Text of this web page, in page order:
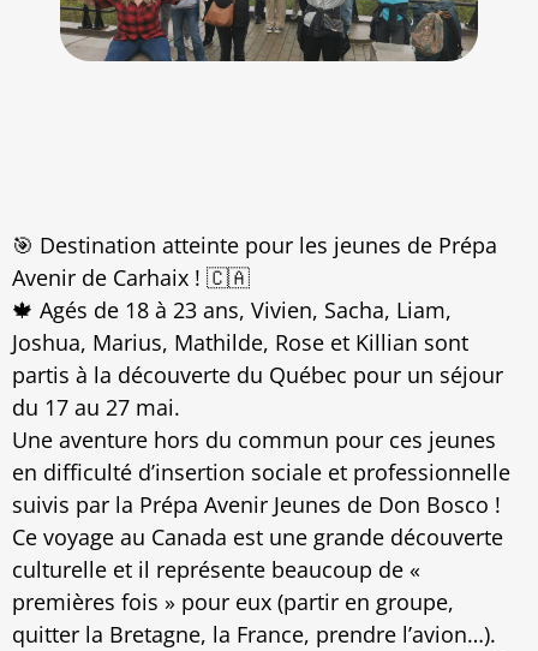
🎯 Destination atteinte pour les jeunes de Prépa
Avenir de Carhaix ! 🇨🇦
🍁 Agés de 18 à 23 ans, Vivien, Sacha, Liam,
Joshua, Marius, Mathilde, Rose et Killian sont
partis à la découverte du Québec pour un séjour
du 17 au 27 mai.
Une aventure hors du commun pour ces jeunes
en difficulté d’insertion sociale et professionnelle
suivis par la Prépa Avenir Jeunes de Don Bosco !
Ce voyage au Canada est une grande découverte
culturelle et il représente beaucoup de «
premières fois » pour eux (partir en groupe,
quitter la Bretagne, la France, prendre l’avion…).